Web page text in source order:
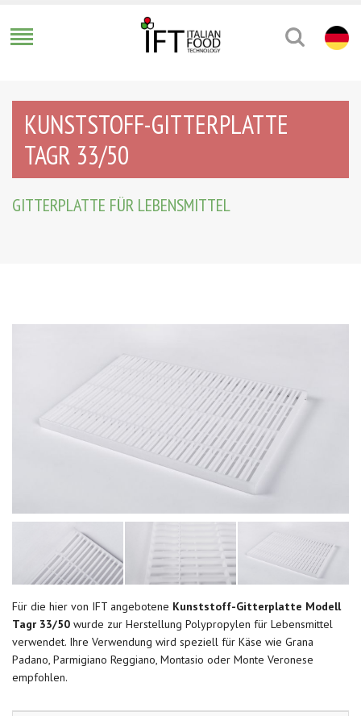
KUNSTSTOFF-GITTERPLATTE
TAGR 33/50
GITTERPLATTE FÜR LEBENSMITTEL
Für die hier von IFT angebotene Kunststoff-Gitterplatte Modell
Tagr 33/50 wurde zur Herstellung Polypropylen für Lebensmittel
verwendet. Ihre Verwendung wird speziell für Käse wie Grana
Padano, Parmigiano Reggiano, Montasio oder Monte Veronese
empfohlen.